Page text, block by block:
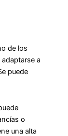
de los
a
puede
o
una alta